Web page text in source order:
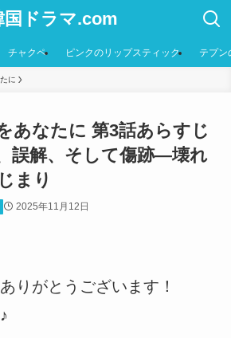
国ドラマ.com
チャクペ ピンクのリップスティック テプン
に
あなたに 第3話あらすじ
誤解、そして傷跡―壊れ
まり
2025年11月12日
りがとうございます！